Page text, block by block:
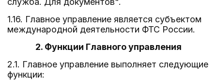
1.16. Главное управление является субъектом
международной деятельности ФТС России.
2. Функции Главного управления
2.1. Главное управление выполняет следующие
функции: